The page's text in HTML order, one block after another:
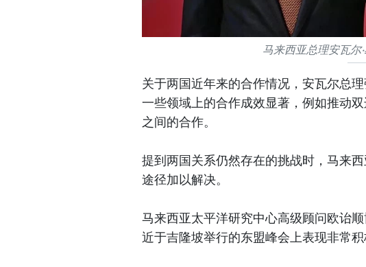
马来西亚总理安瓦尔
关于两国近年来的合作情况，安瓦尔总
一些领域上的合作成效显著，例如推动
之间的合作。
提到两国关系仍然存在的挑战时，马来
途径加以解决。
马来西亚太平洋研究中心高级顾问欧诒
近于吉隆坡举行的东盟峰会上表现非常积